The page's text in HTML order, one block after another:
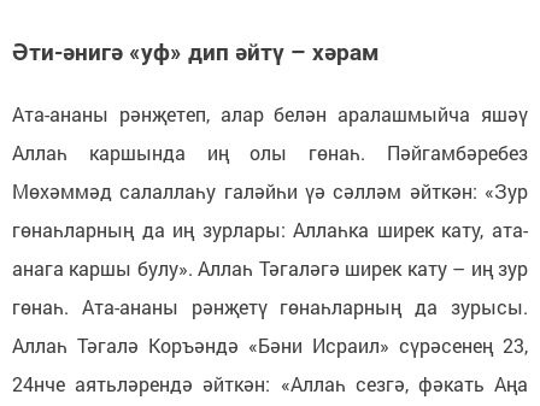
Әти-әнигә «уф» дип әйтү – хәрам
Ата-ананы рәнҗетеп, алар белән аралашмыйча яшәү
Аллаһ каршында иң олы гөнаһ. Пәйгамбәребез
Мөхәммәд салаллаһу галәйһи үә сәлләм әйткән: «Зур
гөнаһларның да иң зурлары: Аллаһка ширек кату, ата-
анага каршы булу». Аллаһ Тәгаләгә ширек кату – иң зур
гөнаһ. Ата-ананы рәнҗетү гөнаһларның да зурысы.
Аллаһ Тәгалә Коръәндә «Бәни Исраил» сүрәсенең 23,
24нче аятьләрендә әйткән: «Аллаһ сезгә, фәкать Аңа